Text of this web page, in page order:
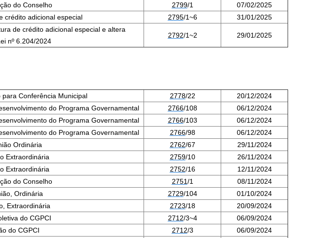
do Conselho 2799/1
07/02/2025
crédito adicional especial 2795/1~6 31/01/2025
de crédito adicional especial e altera
nº 6.204/2024
2792/1~2 29/01/2025
Conferência Municipal 2778/22
20/12/2024
do Programa Governamental 2766/108
06/12/2024
do Programa Governamental 2766/103
06/12/2024
do Programa Governamental 2766/98
06/12/2024
Ordinária 2762/67
29/11/2024
Extraordinária 2759/10
26/11/2024
Extraordinária 2752/16
12/11/2024
do Conselho 2751/1
08/11/2024
Ordinária 2729/104
01/10/2024
Extraordinária 2723/18
20/09/2024
do CGPCI 2712/3~4
06/09/2024
do CGPCI 2712/3
06/09/2024